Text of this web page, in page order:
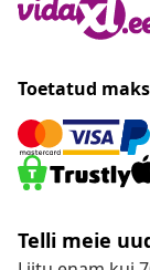
Toetatud
Telli meie